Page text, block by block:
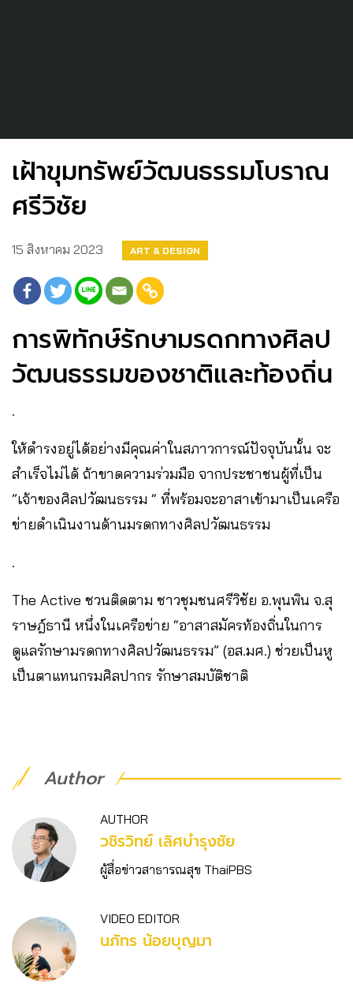
เฝ้าขุมทรัพย์วัฒนธรรมโบราณ
ศรีวิชัย
15 สิงหาคม 2023 ART & DESIGN
การพิทักษ์รักษามรดกทางศิลป
วัฒนธรรมของชาติและท้องถิ่น
.
ให้ดำรงอยู่ได้อย่างมีคุณค่าในสภาวการณ์ปัจจุบันนั้น จะ
สำเร็จไม่ได้ ถ้าขาดความร่วมมือ จากประชาชนผู้ที่เป็น
”เจ้าของศิลปวัฒนธรรม “ ที่พร้อมจะอาสาเข้ามาเป็นเครือ
ข่ายดำเนินงานด้านมรดกทางศิลปวัฒนธรรม
.
The Active ชวนติดตาม ชาวชุมชนศรีวิชัย อ.พุนพิน จ.สุ
ราษฎ์ธานี หนึ่งในเครือข่าย “อาสาสมัครท้องถิ่นในการ
ดูแลรักษามรดกทางศิลปวัฒนธรรม” (อส.มศ.) ช่วยเป็นหู
เป็นตาแทนกรมศิลปากร รักษาสมบัติชาติ
Author
AUTHOR
วชิร​วิทย์​ เลิศบำรุงชัย
ผู้สื่อข่าวสาธารณสุข ThaiPBS
VIDEO EDITOR
นภัทร น้อยบุญมา